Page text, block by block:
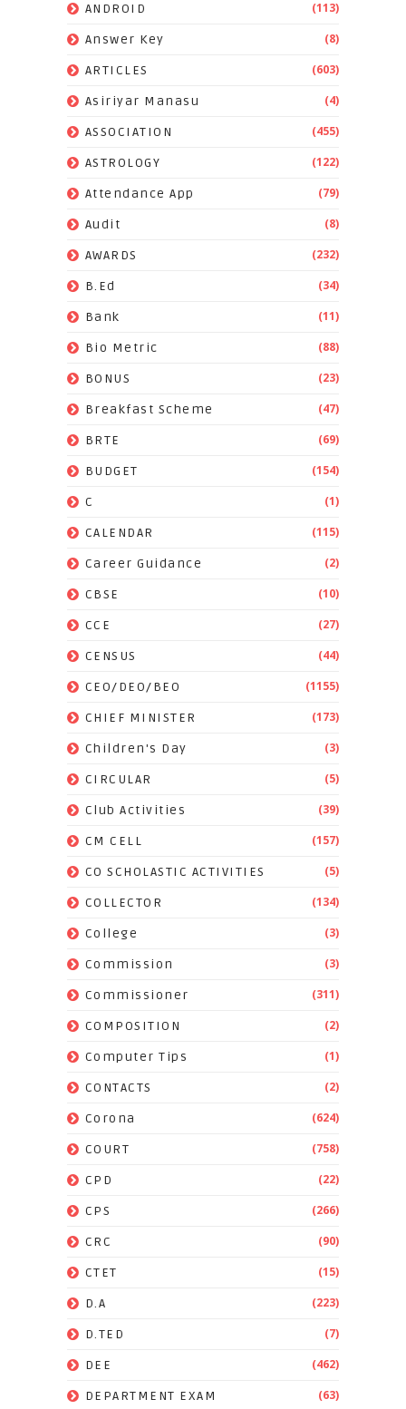
ANDROID (113)
Answer Key (8)
ARTICLES (603)
Asiriyar Manasu (4)
ASSOCIATION (455)
ASTROLOGY (122)
Attendance App (79)
Audit (8)
AWARDS (232)
B.Ed (34)
Bank (11)
Bio Metric (88)
BONUS (23)
Breakfast Scheme (47)
BRTE (69)
BUDGET (154)
C (1)
CALENDAR (115)
Career Guidance (2)
CBSE (10)
CCE (27)
CENSUS (44)
CEO/DEO/BEO (1155)
CHIEF MINISTER (173)
Children's Day (3)
CIRCULAR (5)
Club Activities (39)
CM CELL (157)
CO SCHOLASTIC ACTIVITIES (5)
COLLECTOR (134)
College (3)
Commission (3)
Commissioner (311)
COMPOSITION (2)
Computer Tips (1)
CONTACTS (2)
Corona (624)
COURT (758)
CPD (22)
CPS (266)
CRC (90)
CTET (15)
D.A (223)
D.TED (7)
DEE (462)
DEPARTMENT EXAM (63)